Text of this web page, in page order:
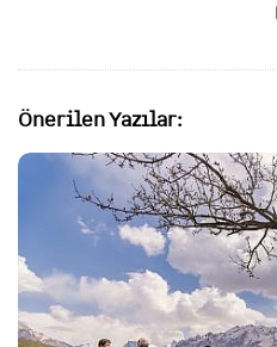
Önerilen Yazılar: